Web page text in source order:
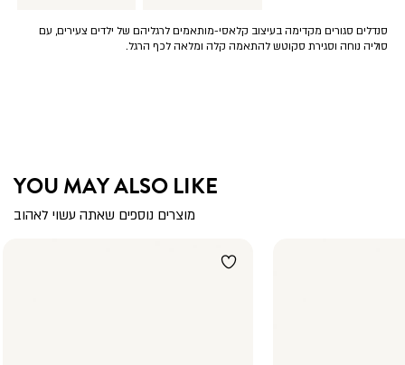
סנדלים סגורים מקדימה בעיצוב קלאסי-מותאמים לרגליהם של ילדים צעירים, עם
סוליה נוחה וסגירת סקוטש להתאמה קלה ומלאה לכף הרגל.
YOU MAY ALSO LIKE
מוצרים נוספים שאתה עשוי לאהוב